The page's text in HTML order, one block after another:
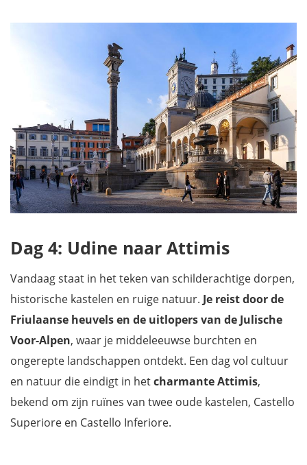
Dag 4: Udine naar Attimis
Vandaag staat in het teken van schilderachtige dorpen,
historische kastelen en ruige natuur. Je reist door de
Friulaanse heuvels en de uitlopers van de Julische
Voor-Alpen, waar je middeleeuwse burchten en
ongerepte landschappen ontdekt. Een dag vol cultuur
en natuur die eindigt in hetcharmante Attimis,
bekend om zijn ruïnes van twee oude kastelen, Castello
Superiore en Castello Inferiore.